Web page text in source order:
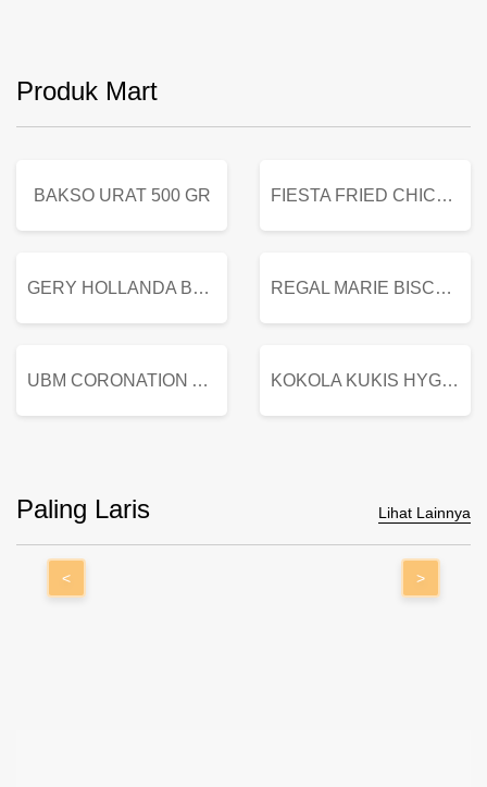
Produk Mart
BAKSO URAT 500 GR FIESTA FRIED CHICKEN 500 GR
GERY HOLLANDA BUTTER COOKIES 450 GRAM REGAL MARIE BISCUIT KALENG 550 GRAM
UBM CORONATION ASSORTED BISKUIT KALENG 450 GRAM KOKOLA KUKIS HYGIENIC MILK VANILLA PACK 320 GR
Paling Laris Lihat Lainnya
< >